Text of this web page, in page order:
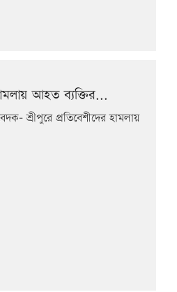
আহত ব্যক্তির...
শ্রীপুরে প্রতিবেশীদের হামলায়